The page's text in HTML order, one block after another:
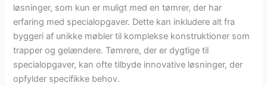
løsninger, som kun er muligt med en tømrer, der har
erfaring med specialopgaver. Dette kan inkludere alt fra
byggeri af unikke møbler til komplekse konstruktioner som
trapper og gelændere. Tømrere, der er dygtige til
specialopgaver, kan ofte tilbyde innovative løsninger, der
opfylder specifikke behov.